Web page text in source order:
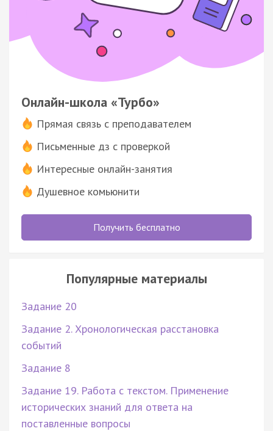
Онлайн-школа «Турбо»
Прямая связь с преподавателем
Письменные дз с проверкой
Интересные онлайн-занятия
Душевное комьюнити
Получить бесплатно
Популярные материалы
Задание 20
Задание 2. Хронологическая расстановка
событий
Задание 8
Задание 19. Работа с текстом. Применение
исторических знаний для ответа на
поставленные вопросы